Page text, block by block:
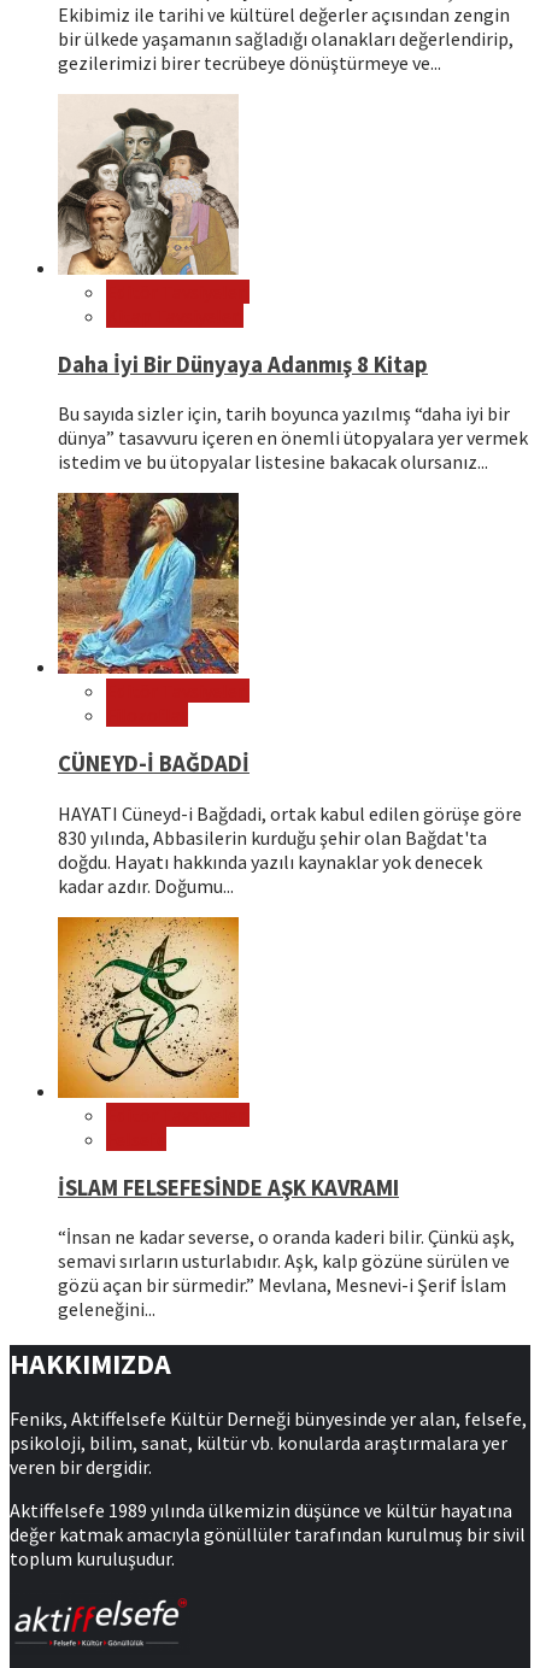
Ekibimiz ile tarihi ve kültürel değerler açısından zengin
bir ülkede yaşamanın sağladığı olanakları değerlendirip,
gezilerimizi birer tecrübeye dönüştürmeye ve...
Daha İyi Bir Dünyaya Adanmış 8 Kitap
Bu sayıda sizler için, tarih boyunca yazılmış “daha iyi bir
dünya” tasavvuru içeren en önemli ütopyalara yer vermek
istedim ve bu ütopyalar listesine bakacak olursanız...
CÜNEYD-İ BAĞDADİ
HAYATI Cüneyd-i Bağdadi, ortak kabul edilen görüşe göre
830 yılında, Abbasilerin kurduğu şehir olan Bağdat'ta
doğdu. Hayatı hakkında yazılı kaynaklar yok denecek
kadar azdır. Doğumu...
İSLAM FELSEFESİNDE AŞK KAVRAMI
“İnsan ne kadar severse, o oranda kaderi bilir. Çünkü aşk,
semavi sırların usturlabıdır. Aşk, kalp gözüne sürülen ve
gözü açan bir sürmedir.” Mevlana, Mesnevi-i Şerif İslam
geleneğini...
HAKKIMIZDA
Feniks, Aktiffelsefe Kültür Derneği bünyesinde yer alan, felsefe,
psikoloji, bilim, sanat, kültür vb. konularda araştırmalara yer
veren bir dergidir.
Aktiffelsefe 1989 yılında ülkemizin düşünce ve kültür hayatına
değer katmak amacıyla gönüllüler tarafından kurulmuş bir sivil
toplum kuruluşudur.